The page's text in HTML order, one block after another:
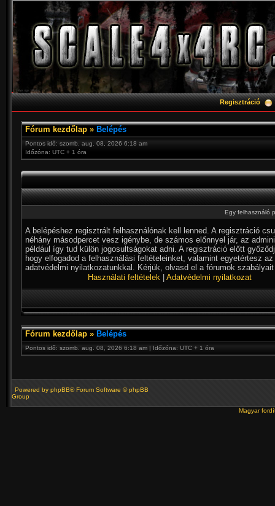
Regisztráció
Fórum kezdőlap » Belépés
Pontos idő: szomb. aug. 08, 2026 6:18 am
Időzóna: UTC + 1 óra
Egy felhasználó
A belépéshez regisztrált felhasználónak kell lenned. A regisztráció
néhány másodpercet vesz igénybe, de számos előnnyel jár, az
például így tud külön jogosultságokat adni. A regisztráció előtt
hogy elfogadod a felhasználási feltételeinket, valamint egyetértesz az
adatvédelmi nyilatkozatunkkal. Kérjük, olvasd el a fórumok
Használati feltételek| Adatvédelmi nyilatkozat
Fórum kezdőlap » Belépés
Pontos idő: szomb. aug. 08, 2026 6:18 am | Időzóna: UTC + 1 óra
Powered by phpBB® Forum Software © phpBB
Group
Magyar